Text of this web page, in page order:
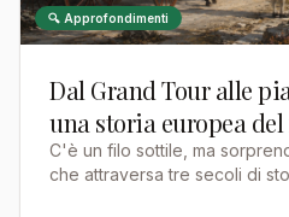
🔍 Approfondimenti
Dal Grand Tour alle
una storia europea
C'è un filo sottile, ma
che attraversa tre secoli di